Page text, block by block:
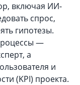
включая ИИ-
спрос,
гипотезы.
—
а
и
(KPI) проекта.